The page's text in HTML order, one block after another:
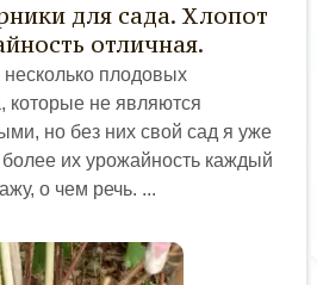
для сада. Хлопот
отличная.
плодовых
которые не являются
но без них свой сад я уже
их урожайность каждый
о чем речь. ...